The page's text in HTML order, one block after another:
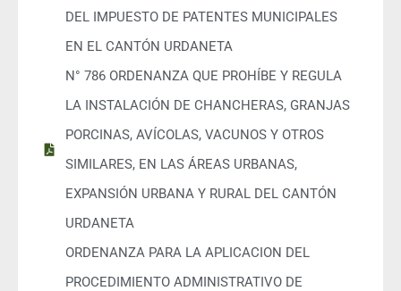
DEL IMPUESTO DE PATENTES MUNICIPALES
EN EL CANTÓN URDANETA
N° 786 ORDENANZA QUE PROHÍBE Y REGULA
LA INSTALACIÓN DE CHANCHERAS, GRANJAS
PORCINAS, AVÍCOLAS, VACUNOS Y OTROS
SIMILARES, EN LAS ÁREAS URBANAS,
EXPANSIÓN URBANA Y RURAL DEL CANTÓN
URDANETA
ORDENANZA PARA LA APLICACION DEL
PROCEDIMIENTO ADMINISTRATIVO DE